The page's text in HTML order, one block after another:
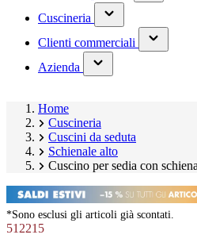
Cuscineria
(contiene
un
sottomenu)
Clienti commerciali
(has
submenu)
Azienda
(has
submenu)
Home
Cuscineria
Cuscini da seduta
Schienale alto
Cuscino per sedia con
*Sono esclusi gli articoli già scontati.
512215